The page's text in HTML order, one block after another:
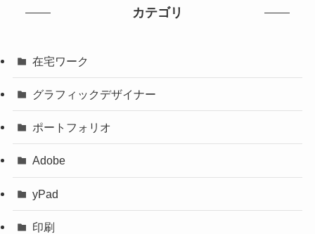
カテゴリ
在宅ワーク
グラフィックデザイナー
ポートフォリオ
Adobe
yPad
印刷